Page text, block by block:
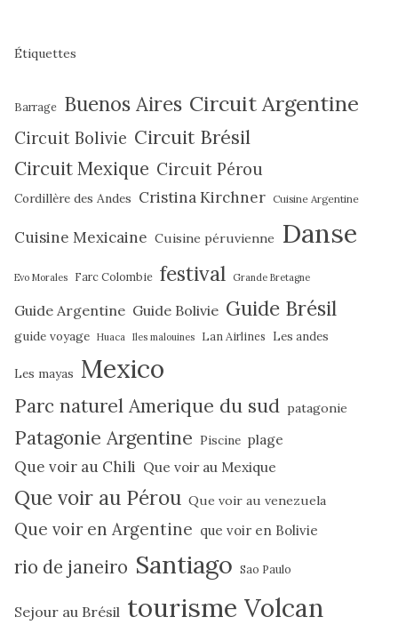
Étiquettes
Barrage Buenos Aires Circuit Argentine
Circuit Bolivie Circuit Brésil
Circuit Mexique Circuit Pérou
Cordillère des Andes Cristina Kirchner Cuisine Argentine
Cuisine Mexicaine Cuisine péruvienne Danse
Evo Morales Farc Colombie festival Grande Bretagne
Guide Argentine Guide Bolivie Guide Brésil
guide voyage Huaca Iles malouines Lan Airlines Les andes
Les mayas Mexico
Parc naturel Amerique du sud patagonie
Patagonie Argentine Piscine plage
Que voir au Chili Que voir au Mexique
Que voir au Pérou Que voir au venezuela
Que voir en Argentine que voir en Bolivie
rio de janeiro Santiago Sao Paulo
Sejour au Brésil tourisme Volcan